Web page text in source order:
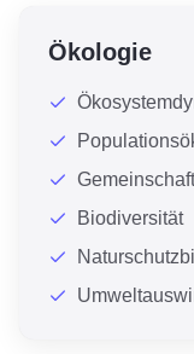
Ökologie
Biodiversität